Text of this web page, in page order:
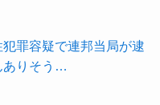
罪容疑で連邦当局が逮
ありそう…